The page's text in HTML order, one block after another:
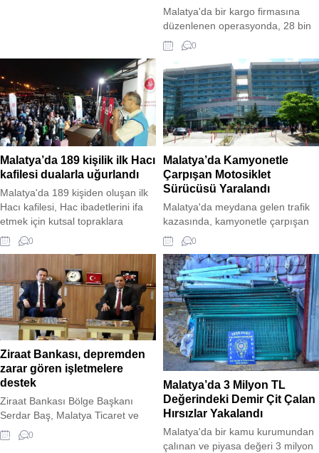
Malatya'da bir kargo firmasına
düzenlenen operasyonda, 28 bin
177 sentetik ecza ele geçirildi, 2
şüpheli gözaltına alındı. Narkotik
Suçlarla Mücadele Şubesi ekipleri,
kente kargo aracılığıyla
uyuşturucu getirileceği bilgisi
üzerine çalışma başlattı. Ekipler,
48 saatlik fiziki takip sonucu bir
kargo şirketinde yaptığı aramada,
paket içerisine yerleştirilmiş 28 bin
177 sentetik ecza...
0
Malatya’da 189 kişilik ilk Hacı
kafilesi dualarla uğurlandı
Malatya'da 189 kişiden oluşan ilk
Hacı kafilesi, Hac ibadetlerini ifa
etmek için kutsal topraklara
dualarla uğurlandı. Malatya İl
Müftülüğü tarafından düzenlenen
uğurlama programında konuşan İl
Müftüsü Ramazan Dolu, hac
yolculuğunun önemini
vurgulayarak, hacıların
yakınlarından dua beklediğini
belirtti. İlk kafilenin ardından diğer
kafilelerin de kutsal topraklara
uğurlanacağı açıklandı.
0
Malatya’da Kamyonetle
Çarpışan Motosiklet
Sürücüsü Yaralandı
Malatya'da meydana gelen trafik
kazasında, kamyonetle çarpışan
motosikletin sürücüsü yaralandı.
Kazada yaralanan sürücü, sağlık
ekipleri tarafından Turgut Özal Tıp
Merkezi'ne kaldırıldı. Kazayla ilgili
inceleme başlatıldı.
0
Ziraat Bankası, depremden
zarar gören işletmelere
destek
Ziraat Bankası Bölge Başkanı
Serdar Baş, Malatya Ticaret ve
Sanayi Odası (MTSO) Yönetim
Kurulu Başkanı Oğuzhan Ata
0
Malatya’da 3 Milyon TL
Değerindeki Demir Çit Çalan
Hırsızlar Yakalandı
Malatya'da bir kamu kurumundan
çalınan ve piyasa değeri 3 milyon